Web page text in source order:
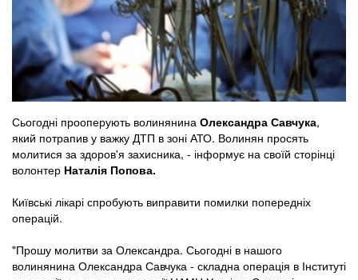
Сьогодні прооперують волинянина Олександра Савчука,
який потрапив у важку ДТП в зоні АТО. Волинян просять
молитися за здоров'я захисника, - інформує на своїй сторінці
волонтер Наталія Попова.
Київські лікарі спробують виправити помилки попередніх
операцій.
"Прошу молитви за Олександра. Сьогодні в нашого
волинянина Олександра Савчука - складна операція в Інституті